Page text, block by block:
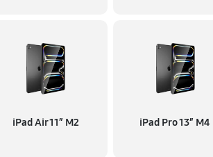
iPad Air 11″ M2 iPad Pro 13″ M4